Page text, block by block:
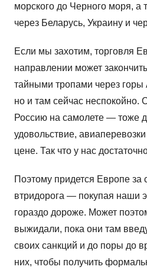
морского до Черного моря, а
через Беларусь, Украину и
Если мы захотим, торговля
направлении может
тайными тропами через горы
но и там сейчас неспокойно.
Россию на самолете — тоже
удовольствие,
цене. Так что у нас
Поэтому придется Европе за
втридорога — покупая наши
гораздо дороже. Может
выжидали, пока они там
своих санкций и до поры до
них, чтобы получить